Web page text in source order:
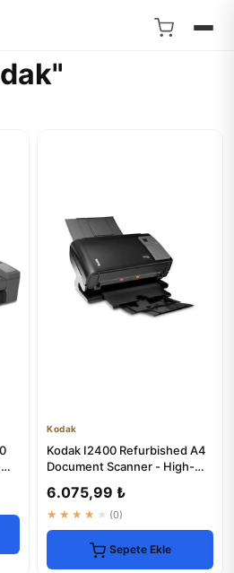
Kodak
Kodak I2400 Refurbished A4
Document Scanner - High-
6.075,99 ₺
★★★★★ (0)
Sepete Ekle